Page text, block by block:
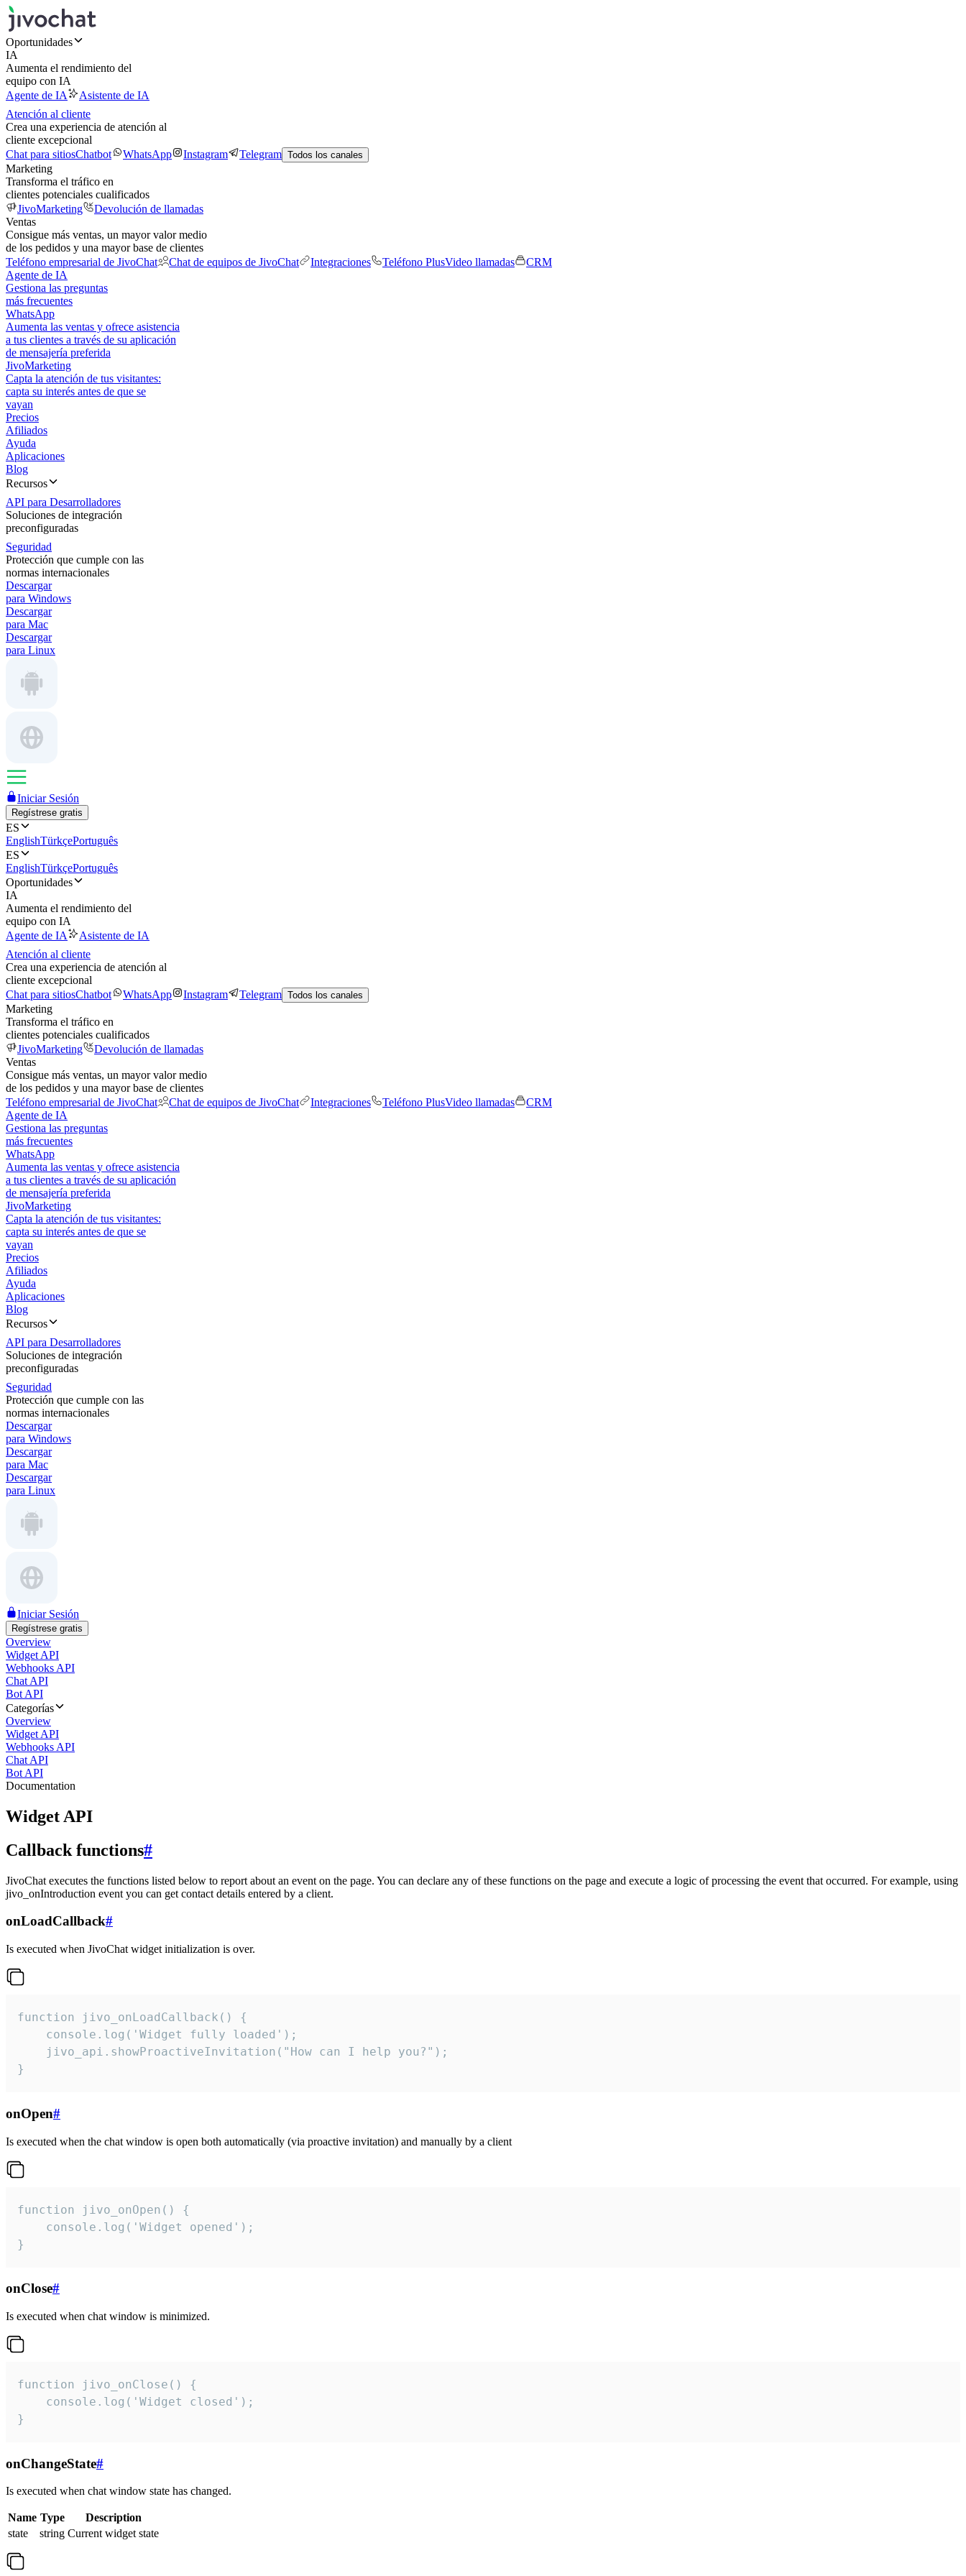
Oportunidades
IA
Aumenta el rendimiento del
equipo con IA
Agente de IA
Asistente de IA
Atención al cliente
Crea una experiencia de atención al
cliente excepcional
Chat para sitiosChatbot WhatsApp Instagram Telegram Todos los canales
Marketing
Transforma el tráfico en
clientes potenciales cualificados
JivoMarketing
Devolución de llamadas
Ventas
Consigue más ventas, un mayor valor medio
de los pedidos y una mayor base de clientes
Teléfono empresarial de JivoChat
Chat de equipos de JivoChat Integraciones Teléfono PlusVideo llamadas
CRM
Agente de IA
Gestiona las preguntas
más frecuentes
WhatsApp
Aumenta las ventas y ofrece asistencia
a tus clientes a través de su aplicación
de mensajería preferida
JivoMarketing
Capta la atención de tus visitantes:
capta su interés antes de que se
vayan
Precios
Afiliados
Ayuda
Aplicaciones
Blog
Recursos
API para Desarrolladores
Soluciones de integración
preconfiguradas
Seguridad
Protección que cumple con las
normas internacionales
Descargar
para Windows
Descargar
para Mac
Descargar
para Linux
Iniciar Sesión
Regístrese gratis
ES
EnglishTürkçePortuguês
ES
EnglishTürkçePortuguês
Oportunidades
IA
Aumenta el rendimiento del
equipo con IA
Agente de IA
Asistente de IA
Atención al cliente
Crea una experiencia de atención al
cliente excepcional
Chat para sitiosChatbot WhatsApp Instagram Telegram Todos los canales
Marketing
Transforma el tráfico en
clientes potenciales cualificados
JivoMarketing
Devolución de llamadas
Ventas
Consigue más ventas, un mayor valor medio
de los pedidos y una mayor base de clientes
Teléfono empresarial de JivoChat
Chat de equipos de JivoChat Integraciones Teléfono PlusVideo llamadas
CRM
Agente de IA
Gestiona las preguntas
más frecuentes
WhatsApp
Aumenta las ventas y ofrece asistencia
a tus clientes a través de su aplicación
de mensajería preferida
JivoMarketing
Capta la atención de tus visitantes:
capta su interés antes de que se
vayan
Precios
Afiliados
Ayuda
Aplicaciones
Blog
Recursos
API para Desarrolladores
Soluciones de integración
preconfiguradas
Seguridad
Protección que cumple con las
normas internacionales
Descargar
para Windows
Descargar
para Mac
Descargar
para Linux
Iniciar Sesión
Regístrese gratis
Overview
Widget API
Webhooks API
Chat API
Bot API
Categorías
Overview
Widget API
Webhooks API
Chat API
Bot API
Documentation
Widget API
Callback functions#
JivoChat executes the functions listed below to report about an event on the page. You can declare any of these functions on the page and execute a logic of processing the event that occurred. For example, using
jivo_onIntroduction event you can get contact details entered by a client.
onLoadCallback#
Is executed when JivoChat widget initialization is over.
function jivo_onLoadCallback() {
    console.log('Widget fully loaded');
    jivo_api.showProactiveInvitation("How can I help you?");
}
onOpen#
Is executed when the chat window is open both automatically (via proactive invitation) and manually by a client
function jivo_onOpen() {
    console.log('Widget opened');
}
onClose#
Is executed when chat window is minimized.
function jivo_onClose() {
    console.log('Widget closed');
}
onChangeState#
Is executed when chat window state has changed.
Name Type
Description
state
string Current widget state